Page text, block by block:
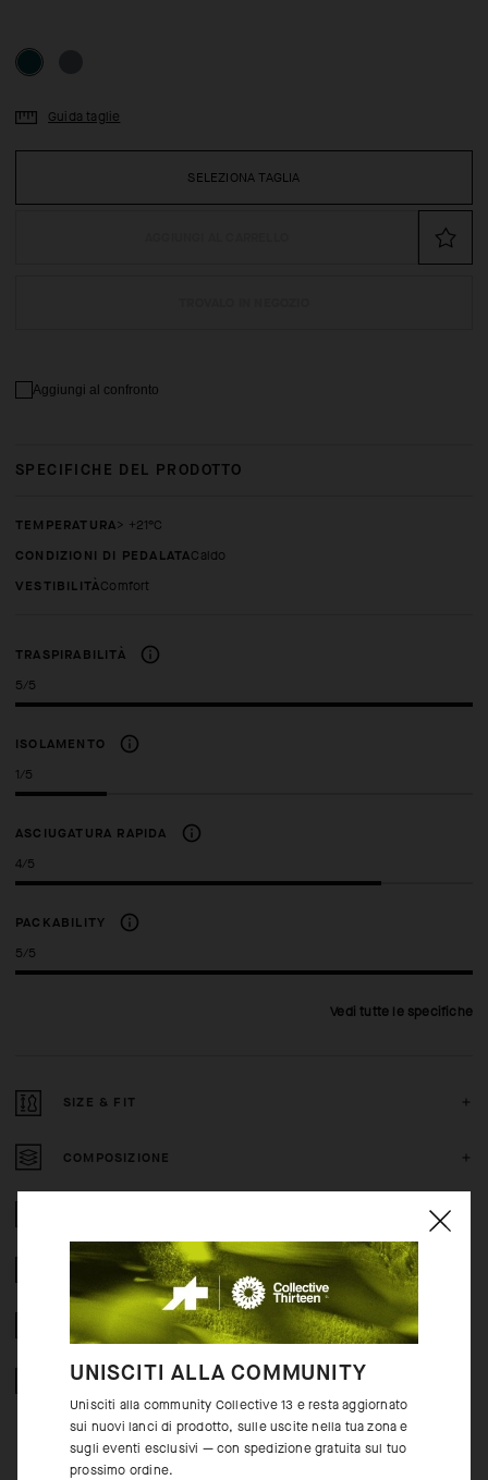
SELEZIONA TAGLIA
Guida taglie
Aggiungi al confronto
SPECIFICHE DEL PRODOTTO
TEMPERATURA
> +21°C
CONDIZIONI DI PEDALATA
Caldo
VESTIBILITÀ
comfort
TRASPIRABILITÀ
5/5
ISOLAMENTO
1/5
ASCIUGATURA RAPIDA
4/5
PACKABILITY
5/5
Vedi tutte le specifiche
SIZE & FIT
COMPOSIZIONE
CRASH POLICY
RESI GRATUITI
PAGAMENTI SICURI
UNISCITI ALLA COMMUNITY
Unisciti alla community Collective 13 e resta aggiornato
sui nuovi lanci di prodotto, sulle uscite nella tua zona e
sugli eventi esclusivi — con spedizione gratuita sul tuo
prossimo ordine.